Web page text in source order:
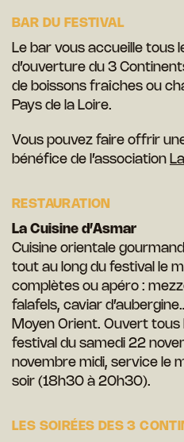
BAR DU FESTIVAL
Le bar vous accueille tous
d’ouverture du 3
de boissons fraîches ou
Pays de la Loire.
Vous pouvez faire offrir
bénéfice de l’association
RESTAURATION
La Cuisine d’Asmar
Cuisine orientale
tout au long du festival le
complètes ou apéro :
falafels, caviar
Moyen Orient. Ouvert tous
festival du samedi 22
novembre midi, service le
soir (18h30 à 20h30).
LES SOIRÉES DES 3